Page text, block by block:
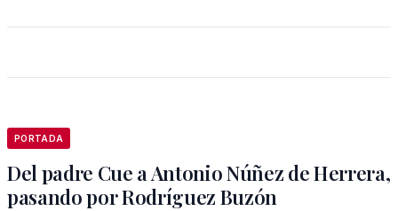
PORTADA
Del padre Cue a Antonio Núñez de Herrera,
pasando por Rodríguez Buzón